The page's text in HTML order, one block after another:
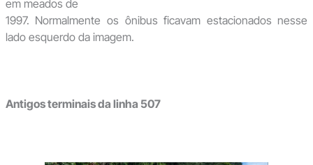
em meados de
1997. Normalmente os ônibus ficavam estacionados nesse
lado esquerdo da imagem.
Antigos terminais da linha 507